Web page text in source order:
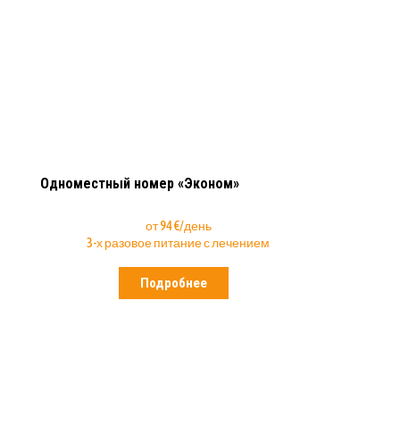
Одноместный номер «Эконом»
от 94 €/день
3-х разовое питание с лечением
Подробнее